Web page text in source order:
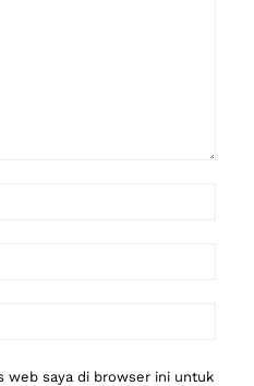
web saya di browser ini untuk